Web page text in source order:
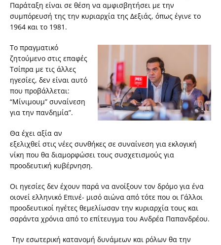
Παράταξη είναι σε θέση να αμφισβητήσει με την
συμπόρευσή της την κυριαρχία της Δεξιάς, όπως έγινε το
1964 και το 1981.
Το πραγματικό
ζητούμενο στις επαφές
Τσίπρα με τις άλλες
ηγεσίες, δεν είναι αυτό
που προβάλλεται:
“Μίνιμουμ” συναίνεση
για την πανδημία”.
Θα έχει αξία αν
εξελιχθεί στις νέες συνθήκες σε συναίνεση για εκλογική
νίκη που θα διαμορφώσει τους συσχετισμούς για
προοδευτική κυβέρνηση.
Οι ηγεσίες δεν έχουν παρά να ανοίξουν τον δρόμο για ένα
οιονεί ελληνικό Επινέ- μισό αιώνα από τότε που οι Γάλλοι
προοδευτικοί ηγέτες θεμελίωσαν την κυριαρχία τους και
σαράντα χρόνια από το επίτευγμα του Ανδρέα Παπανδρέου.
Την εσωτερική κατανομή δυνάμεων και ρόλων θα την